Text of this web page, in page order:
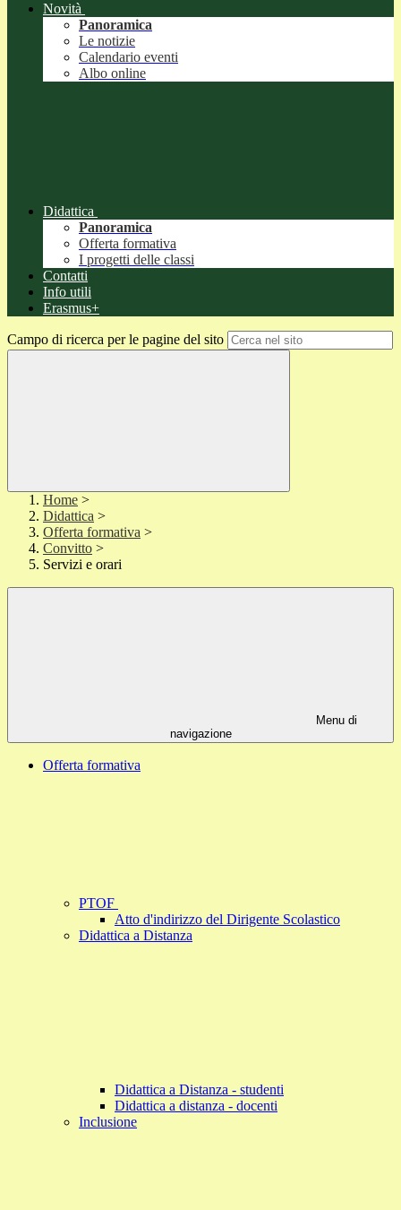
Novità
Panoramica
Le notizie
Calendario eventi
Albo online
Didattica
Panoramica
Offerta formativa
I progetti delle classi
Contatti
Info utili
Erasmus+
Campo di ricerca per le pagine del sito
Home >
Didattica >
Offerta formativa >
Convitto >
Servizi e orari
Menu di
navigazione
Offerta formativa
PTOF
Atto d'indirizzo del Dirigente Scolastico
Didattica a Distanza
Didattica a Distanza - studenti
Didattica a distanza - docenti
Inclusione